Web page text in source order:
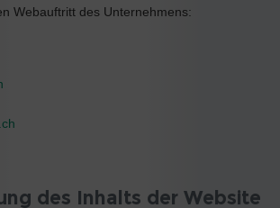
Webauftritt des Unternehmens:
des Inhalts der Website